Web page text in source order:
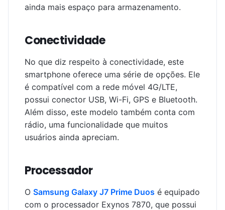
ainda mais espaço para armazenamento.
Conectividade
No que diz respeito à conectividade, este
smartphone oferece uma série de opções. Ele
é compatível com a rede móvel 4G/LTE,
possui conector USB, Wi-Fi, GPS e Bluetooth.
Além disso, este modelo também conta com
rádio, uma funcionalidade que muitos
usuários ainda apreciam.
Processador
O Samsung Galaxy J7 Prime Duos é equipado
com o processador Exynos 7870, que possui